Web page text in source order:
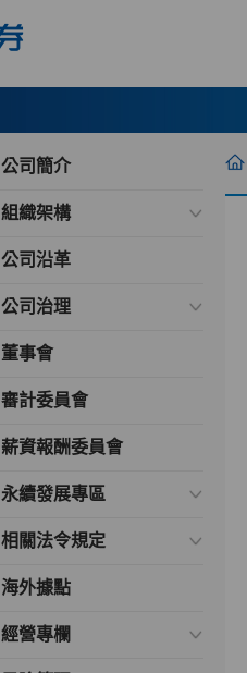
公司簡介
組織架構
公司沿革
公司治理
董事會
審計委員會
薪資報酬委員會
永續發展專區
相關法令規定
海外據點
經營專欄